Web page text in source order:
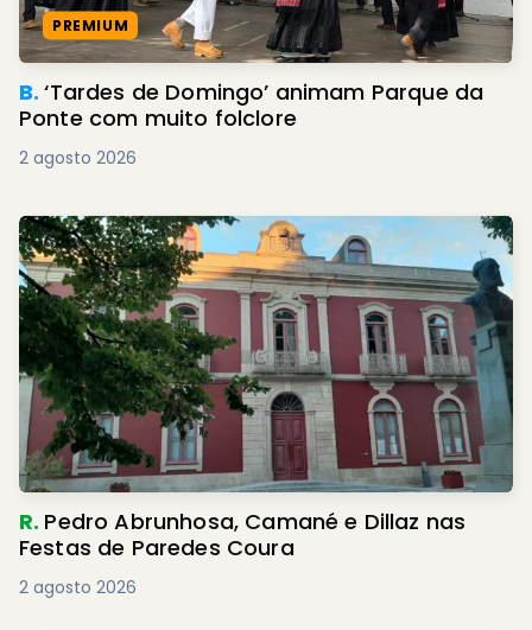
PREMIUM
B.‘Tardes de Domingo’ animam Parque da
Ponte com muito folclore
2 agosto 2026
R. Pedro Abrunhosa, Camané e Dillaz nas
Festas de Paredes Coura
2 agosto 2026